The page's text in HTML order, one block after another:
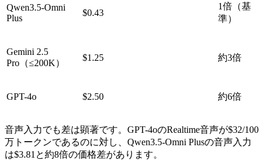
Qwen3.5-Omni
Plus
$0.43
1倍（基
準）
Gemini 2.5
Pro（≤200K）
$1.25 約3倍
GPT-4o $2.50 約6倍
音声入力でも差は顕著です。GPT-4oのRealtime音声が$32/100
万トークンであるのに対し、Qwen3.5-Omni Plusの音声入力
は$3.81と約8倍の価格差があります。